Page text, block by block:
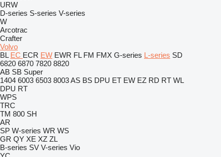
URW
D-series S-series V-series
W
Arcotrac
Crafter
Volvo
BL EC ECR EW EWR FL FM FMX G-series L-series SD
6820 6870 7820 8820
AB SB Super
1404 6003 6503 8003AS BS DPU ET EW EZ RD RT WL
DPU RT
WPS
TRC
TM 800 SH
AR
SP W-series WR WS
GR QY XE XZ ZL
B-series SV V-series Vio